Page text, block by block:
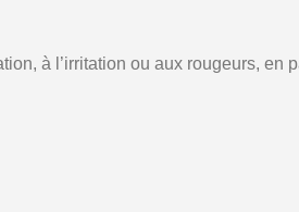
à l’irritation ou aux rougeurs, en